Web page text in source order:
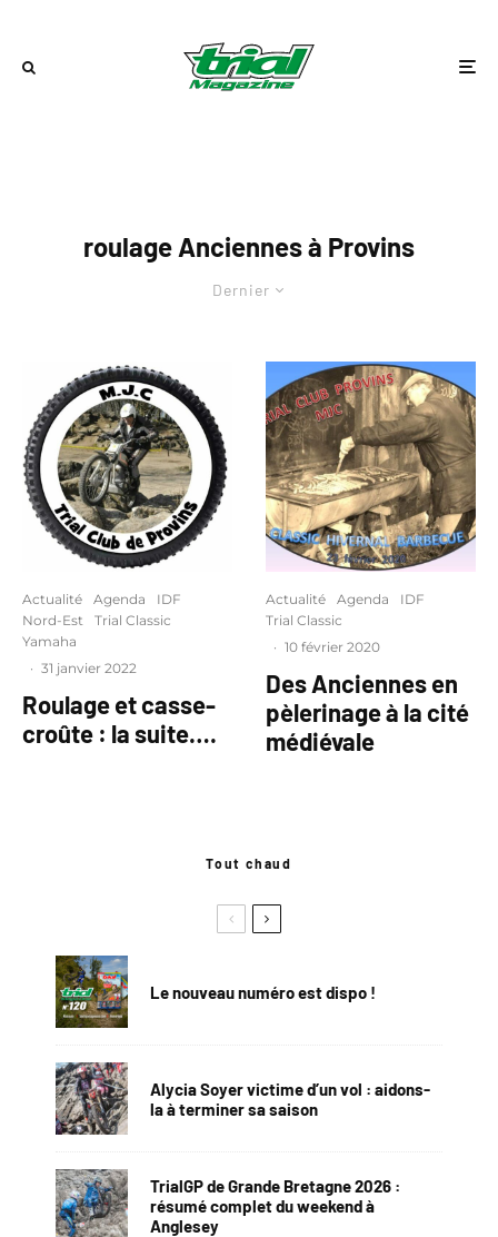
roulage Anciennes à Provins
Dernier
Actualité Agenda
IDF
Nord-Est
Trial Classic
Yamaha
· 31 janvier 2022
Roulage et casse-
croûte : la suite….
Actualité Agenda
IDF
Trial Classic
· 10 février 2020
Des Anciennes en
pèlerinage à la cité
médiévale
Tout chaud
Le nouveau numéro est dispo !
Alycia Soyer victime d’un vol : aidons-
la à terminer sa saison
TrialGP de Grande Bretagne 2026 :
résumé complet du weekend à
Anglesey